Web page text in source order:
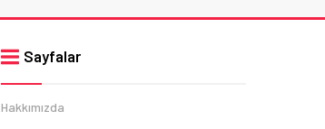
Sayfalar
Hakkımızda